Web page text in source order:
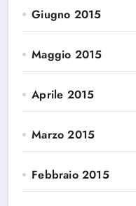
Giugno 2015
Maggio 2015
Aprile 2015
Marzo 2015
Febbraio 2015